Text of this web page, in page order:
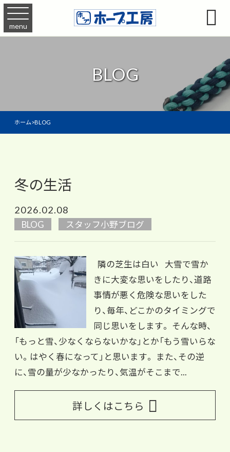
menu 
BLOG
ホーム>BLOG
冬の生活
2026.02.08
BLOG スタッフ小野ブログ
隣の芝生は白い 大雪で雪か
きに大変な思いをしたり、道路
事情が悪く危険な思いをした
り、毎年、どこかのタイミングで
同じ思いをします。 そんな時、
「もっと雪、少なくならないかな」とか「もう雪いらな
い。はやく春になって」と思います。 また、その逆
に、雪の量が少なかったり、気温がそこまで...
詳しくはこちら